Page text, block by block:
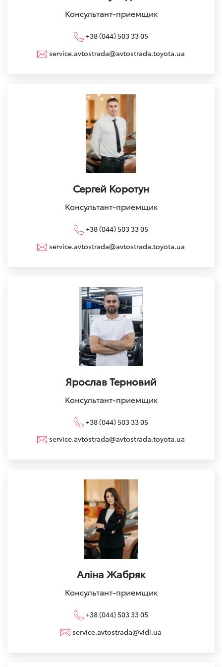
Консультант-приемщик
+38 (044) 503 33 05
service.avtostrada@avtostrada.toyota.ua
Сергей Коротун
Консультант-приемщик
+38 (044) 503 33 05
service.avtostrada@avtostrada.toyota.ua
Ярослав Терновий
Консультант-приемщик
+38 (044) 503 33 05
service.avtostrada@avtostrada.toyota.ua
Аліна Жабряк
Консультант-приемщик
+38 (044) 503 33 05
service.avtostrada@vidi.ua